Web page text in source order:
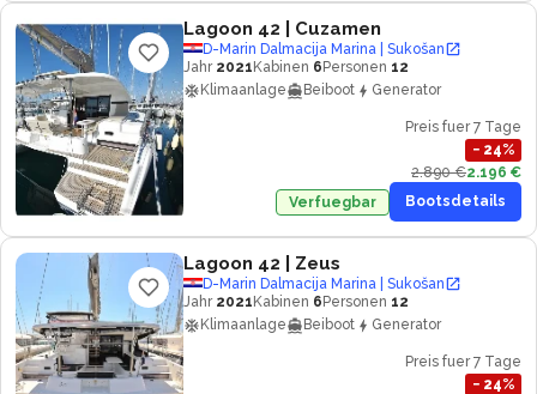
Lagoon 42 | Cuzamen
D-Marin Dalmacija Marina | Sukošan
Jahr 2021 Kabinen 6 Personen 12
Klimaanlage
Beiboot Generator
Preis fuer 7 Tage
− 24%
2.890 €2.196 €
Verfuegbar
Bootsdetails
Lagoon 42 | Zeus
D-Marin Dalmacija Marina | Sukošan
Jahr 2021 Kabinen 6 Personen 12
Klimaanlage
Beiboot Generator
Preis fuer 7 Tage
− 24%